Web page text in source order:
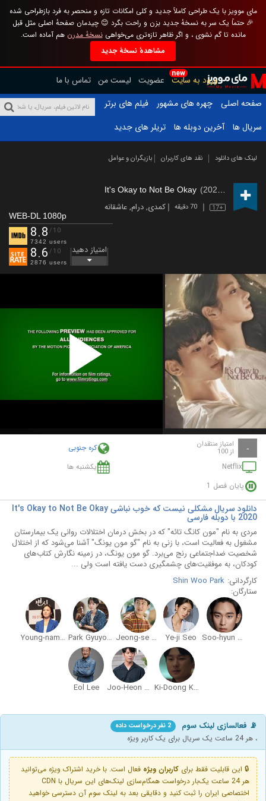
مای موویز با یک طراحی کاملاً جدید و کلی امکانات تازه و منحصر به فرد بازطراحی شده
🎉 حتماً یک سر به نسخهٔ جدید بزن و راحت بگرد 😊 چیدمان صفحهٔ اصلی مثل قبل
مانده تا گم نشوی ، و اگر ظاهر تازه‌تری می‌خواهینسخهٔ مدرن هم آماده است.
مشاهدهٔ نسخهٔ جدید
new
ورود به سایت عضویت لیست من تماس با ما
صفحه اصلی
چهره های مشهور
فیلم های برتر
سریال ها
آخرین دوبله ها تریلر های جدید
لینک های دانلود نقد های کاربران بازیگران و عوامل
It's Okay to Not Be Okay (2020 – )
17+ 70 دقیقه کمدی,درام,عاشقانه
WEB-DL 1080p
8.8 /10
7342 users
8.6 /10
2876 users
امتیاز دهید
Play
Video
- امتیاز منتقدان
از 100
کره جنوبی
Netflix
یکشنبه ها
پایان فصل 1
دانلود سریال مشکلی نیست که خوب نباشی It's Okay to Not Be Okay
2020 با دوبله فارسی
مردی به نام "مون کانگ تائه" که در بخش درمان اختلالات روانی یک بیمارستان
مشغول به فعالیت است، با زنی به نام "گو مون یونگ" آشنا می‌شود که از اختلال
شخصیت ضداجتماعی رنج می‌برد. گو مون یونگ، در زمینه نگارش کتاب‌های
کودکان، به موفقیت‌های چشمگیری دست یافته است ولی ...
کارگردانی: Shin Woo Park
ستارگان:
Soo-hyun Kim
Ye-ji Seo
Jeong-se Oh
Park Gyuyoung
Young-nam Jang
Ki-Doong Kang
Joo-Heon Kim
Eol Lee
📡 فعالسازی لینک سوم 2 نفر درخواست داده
، هر 24 ساعت یک سریال برای یک کاربر ویژه
🔒 این قابلیت فقط برای کاربران ویژه فعال است. با خرید اشتراک ویژه می‌توانید
هر 24 ساعت یک‌بار درخواست همگام‌سازی لینک‌های این سریال با CDN
اختصاصی ایران را ثبت کنید و دقایقی بعد به لینک سوم آن دسترسی خواهید